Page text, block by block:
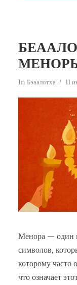
In Бэаалотха 11
Менора — один
символов,
которому часто
что означает